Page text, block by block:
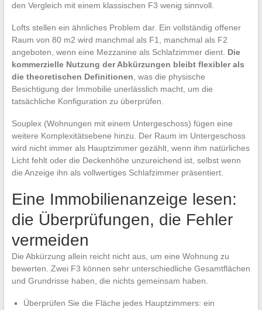
den Vergleich mit einem klassischen F3 wenig sinnvoll.
Lofts stellen ein ähnliches Problem dar. Ein vollständig offener
Raum von 80 m2 wird manchmal als F1, manchmal als F2
angeboten, wenn eine Mezzanine als Schlafzimmer dient. Die
kommerzielle Nutzung der Abkürzungen bleibt flexibler als
die theoretischen Definitionen, was die physische
Besichtigung der Immobilie unerlässlich macht, um die
tatsächliche Konfiguration zu überprüfen.
Souplex (Wohnungen mit einem Untergeschoss) fügen eine
weitere Komplexitätsebene hinzu. Der Raum im Untergeschoss
wird nicht immer als Hauptzimmer gezählt, wenn ihm natürliches
Licht fehlt oder die Deckenhöhe unzureichend ist, selbst wenn
die Anzeige ihn als vollwertiges Schlafzimmer präsentiert.
Eine Immobilienanzeige lesen:
die Überprüfungen, die Fehler
vermeiden
Die Abkürzung allein reicht nicht aus, um eine Wohnung zu
bewerten. Zwei F3 können sehr unterschiedliche Gesamtflächen
und Grundrisse haben, die nichts gemeinsam haben.
Überprüfen Sie die Fläche jedes Hauptzimmers: ein